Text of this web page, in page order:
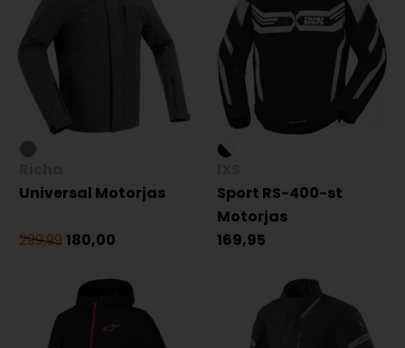
Universal Motorjas
299,99180,00
Sport RS-400-st
Motorjas
169,95